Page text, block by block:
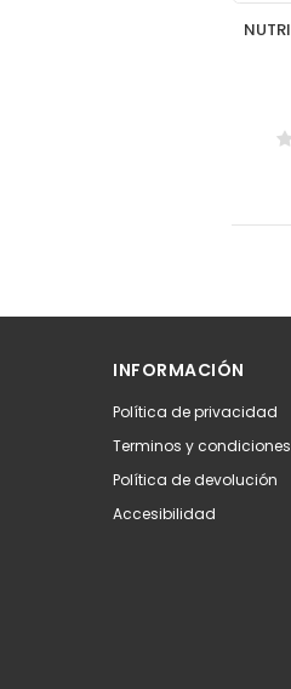
INFORMACIÓN
Política de privacidad
Terminos y condiciones
Política de devolución
Accesibilidad